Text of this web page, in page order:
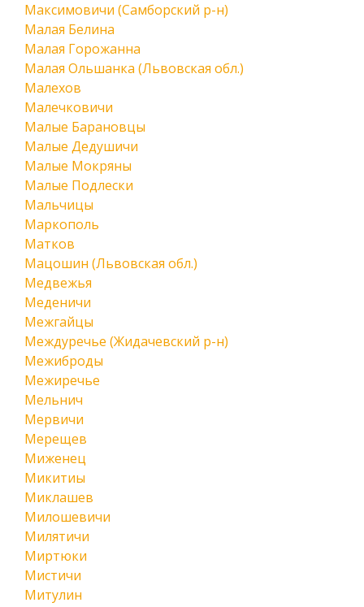
Максимовичи (Самборский р-н)
Малая Белина
Малая Горожанна
Малая Ольшанка (Львовская обл.)
Малехов
Малечковичи
Малые Барановцы
Малые Дедушичи
Малые Мокряны
Малые Подлески
Мальчицы
Маркополь
Матков
Мацошин (Львовская обл.)
Медвежья
Меденичи
Межгайцы
Междуречье (Жидачевский р-н)
Межиброды
Межиречье
Мельнич
Мервичи
Мерещев
Миженец
Микитиы
Миклашев
Милошевичи
Милятичи
Миртюки
Мистичи
Митулин